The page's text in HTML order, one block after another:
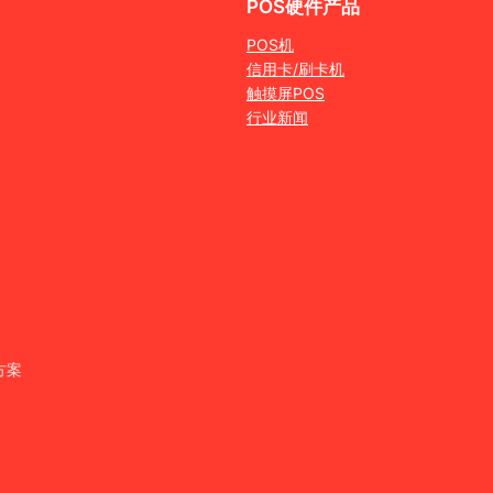
POS硬件产品
POS机
信用卡/刷卡机
触摸屏POS
行业新闻
案